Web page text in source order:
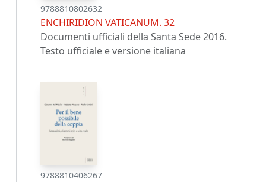
9788810802632
ENCHIRIDION VATICANUM. 32
Documenti ufficiali della Santa Sede 2016.
Testo ufficiale e versione italiana
9788810406267